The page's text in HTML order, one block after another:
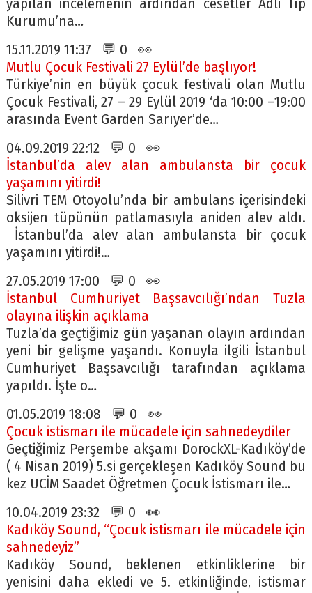
yapılan incelemenin ardından cesetler Adli Tıp
Kurumu’na…
15.11.2019 11:37 💬 0 👀
Mutlu Çocuk Festivali 27 Eylül’de başlıyor!
Türkiye’nin en büyük çocuk festivali olan Mutlu
Çocuk Festivali, 27 – 29 Eylül 2019 ‘da 10:00 –19:00
arasında Event Garden Sarıyer’de…
04.09.2019 22:12 💬 0 👀
İstanbul’da alev alan ambulansta bir çocuk
yaşamını yitirdi!
Silivri TEM Otoyolu’nda bir ambulans içerisindeki
oksijen tüpünün patlamasıyla aniden alev aldı.
İstanbul’da alev alan ambulansta bir çocuk
yaşamını yitirdi!…
27.05.2019 17:00 💬 0 👀
İstanbul Cumhuriyet Başsavcılığı’ndan Tuzla
olayına ilişkin açıklama
Tuzla’da geçtiğimiz gün yaşanan olayın ardından
yeni bir gelişme yaşandı. Konuyla ilgili İstanbul
Cumhuriyet Başsavcılığı tarafından açıklama
yapıldı. İşte o…
01.05.2019 18:08 💬 0 👀
Çocuk istismarı ile mücadele için sahnedeydiler
Geçtiğimiz Perşembe akşamı DorockXL-Kadıköy’de
( 4 Nisan 2019) 5.si gerçekleşen Kadıköy Sound bu
kez UCİM Saadet Öğretmen Çocuk İstismarı ile…
10.04.2019 23:32 💬 0 👀
Kadıköy Sound, “Çocuk istismarı ile mücadele için
sahnedeyiz”
Kadıköy Sound, beklenen etkinliklerine bir
yenisini daha ekledi ve 5. etkinliğinde, istismar